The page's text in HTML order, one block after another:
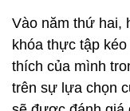
Vào năm thứ hai,
khóa thực tập
thích của mình
trên sự lựa chọn